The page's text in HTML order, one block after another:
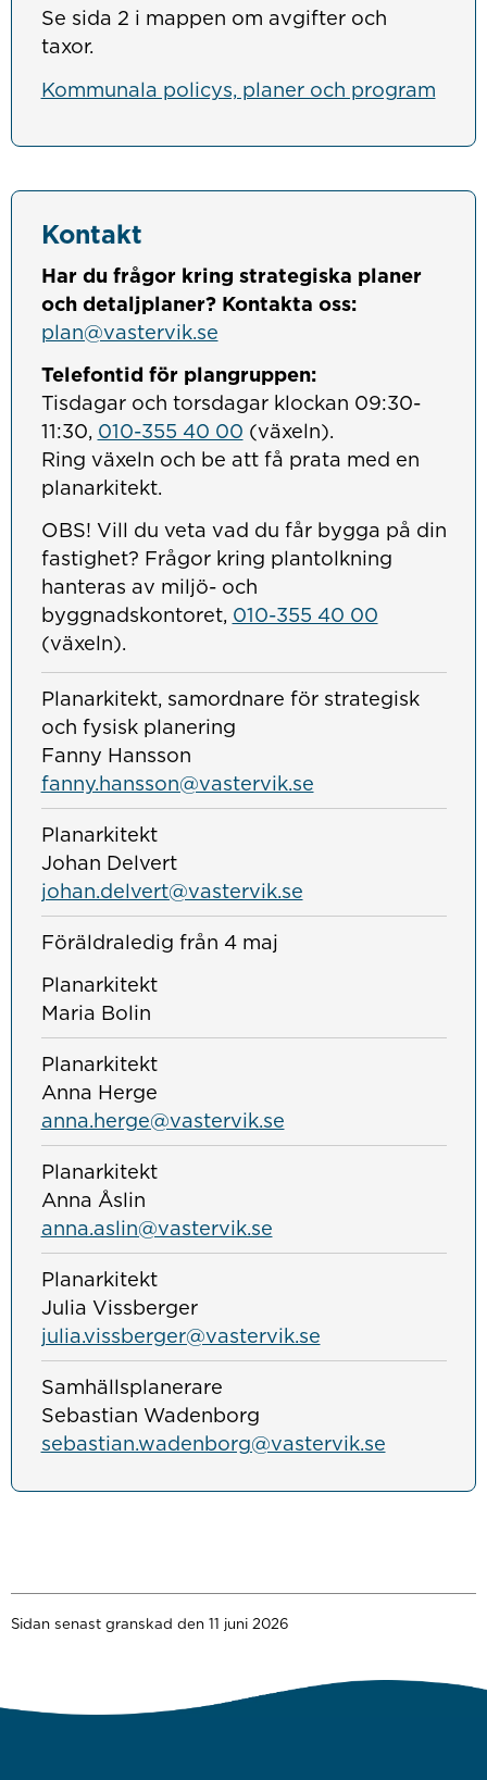
Se sida 2 i mappen om avgifter och
taxor.
Kommunala policys, planer och program
Kontakt
Har du frågor kring strategiska planer
och detaljplaner? Kontakta oss:
plan@vastervik.se
Telefontid för plangruppen:
Tisdagar och torsdagar klockan 09:30-
11:30, 010-355 40 00 (växeln).
Ring växeln och be att få prata med en
planarkitekt.
OBS! Vill du veta vad du får bygga på din
fastighet? Frågor kring plantolkning
hanteras av miljö- och
byggnadskontoret, 010-355 40 00
(växeln).
Planarkitekt, samordnare för strategisk
och fysisk planering
Fanny Hansson
fanny.hansson@vastervik.se
Planarkitekt
Johan Delvert
johan.delvert@vastervik.se
Föräldraledig från 4 maj
Planarkitekt
Maria Bolin
Planarkitekt
Anna Herge
anna.herge@vastervik.se
Planarkitekt
Anna Åslin
anna.aslin@vastervik.se
Planarkitekt
Julia Vissberger
julia.vissberger@vastervik.se
Samhällsplanerare
Sebastian Wadenborg
sebastian.wadenborg@vastervik.se
Sidan senast granskad den 11 juni 2026